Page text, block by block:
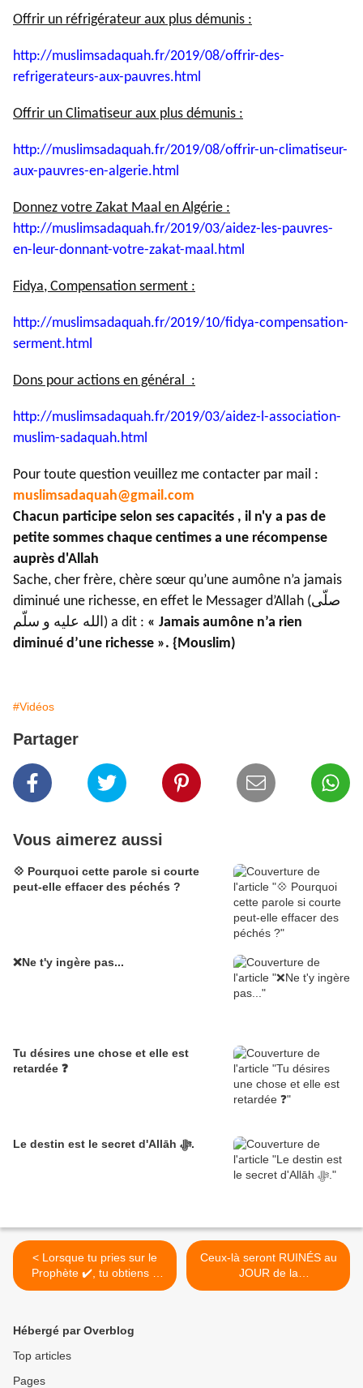
Offrir un réfrigérateur aux plus démunis :
http://muslimsadaquah.fr/2019/08/offrir-des-
refrigerateurs-aux-pauvres.html
Offrir un Climatiseur aux plus démunis :
http://muslimsadaquah.fr/2019/08/offrir-un-climatiseur-
aux-pauvres-en-algerie.html
Donnez votre Zakat Maal en Algérie :
http://muslimsadaquah.fr/2019/03/aidez-les-pauvres-
en-leur-donnant-votre-zakat-maal.html
Fidya, Compensation serment :
http://muslimsadaquah.fr/2019/10/fidya-compensation-
serment.html
Dons pour actions en général :
http://muslimsadaquah.fr/2019/03/aidez-l-association-
muslim-sadaquah.html
Pour toute question veuillez me contacter par mail :
muslimsadaquah@gmail.com
Chacun participe selon ses capacités , il n'y a pas de
petite sommes chaque centimes a une récompense
auprès d'Allah
Sache, cher frère, chère sœur qu’une aumône n’a jamais
diminué une richesse, en effet le Messager d’Allah (صلّى
الله عليه و سلّم) a dit : « Jamais aumône n’a rien
diminué d’une richesse ». {Mouslim)
#Vidéos
Partager
Vous aimerez aussi
💠 Pourquoi cette parole si courte
peut-elle effacer des péchés ?
❌Ne t'y ingère pas...
Tu désires une chose et elle est
retardée ❓
Le destin est le secret d'Allāh ﷻ.
< Lorsque tu pries sur le
Prophète ✔️, tu obtiens 3
bénéfices...⁉️
Ceux-là seront RUINÉS au
JOUR de la
RÉSURRECTION >
Hébergé par Overblog
Top articles
Pages